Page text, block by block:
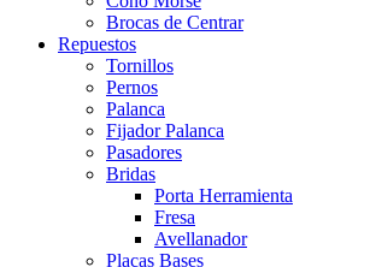
Brocas de Centrar
Repuestos
Tornillos
Pernos
Palanca
Fijador Palanca
Pasadores
Bridas
Porta Herramienta
Fresa
Avellanador
Placas Bases